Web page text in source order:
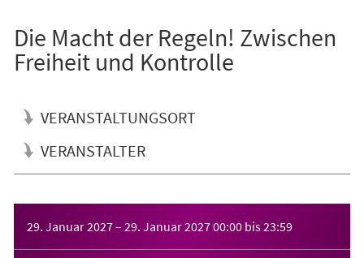
Die Macht der Regeln! Zwischen
Freiheit und Kontrolle
VERANSTALTUNGSORT
VERANSTALTER
29. Januar 2027– 29. Januar 202700:00 bis23:59